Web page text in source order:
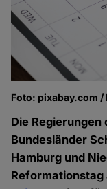
Foto: pixabay.com /
Die
Bundesländer
Hamburg und